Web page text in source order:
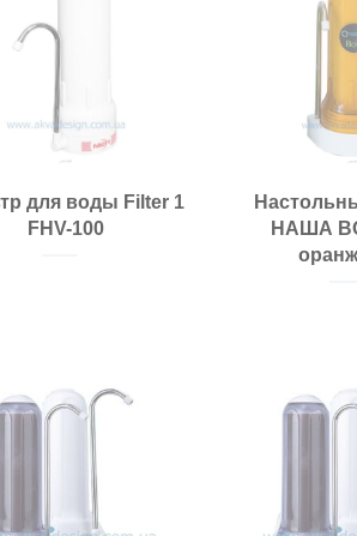
для воды Filter 1
FHV-100
НАША